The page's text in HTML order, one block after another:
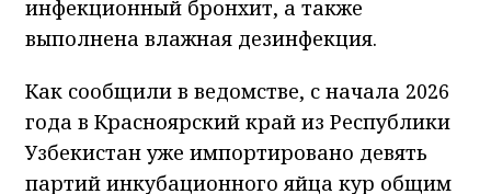
инфекционный бронхит, а также
выполнена влажная дезинфекция.
Как сообщили в ведомстве, с начала 2026
года в Красноярский край из Республики
Узбекистан уже импортировано девять
партий инкубационного яйца кур общим